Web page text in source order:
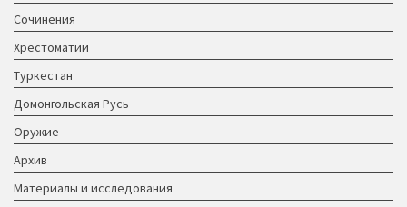
Сочинения
Хрестоматии
Туркестан
Домонгольская Русь
Оружие
Архив
Материалы и исследования